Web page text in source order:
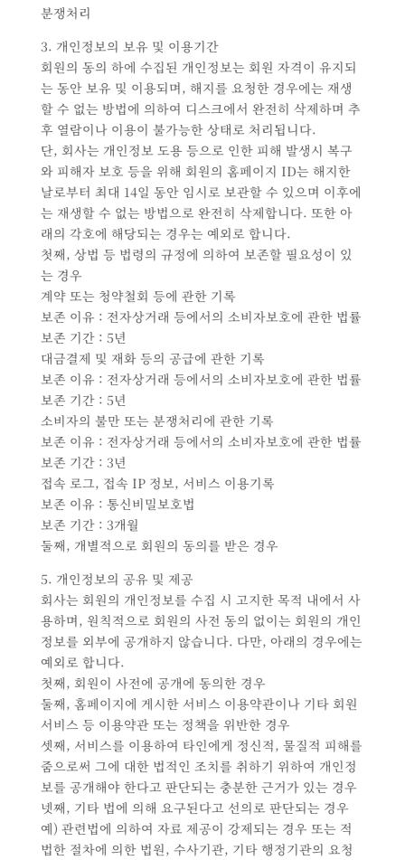
분쟁처리
3. 개인정보의 보유 및 이용기간
회원의 동의 하에 수집된 개인정보는 회원 자격이 유지되
는 동안 보유 및 이용되며, 해지를 요청한 경우에는 재생
할 수 없는 방법에 의하여 디스크에서 완전히 삭제하며 추
후 열람이나 이용이 불가능한 상태로 처리됩니다.
단, 회사는 개인정보 도용 등으로 인한 피해 발생시 복구
와 피해자 보호 등을 위해 회원의 홈페이지 ID는 해지한
날로부터 최대 14일 동안 임시로 보관할 수 있으며 이후에
는 재생할 수 없는 방법으로 완전히 삭제합니다. 또한 아
래의 각호에 해당되는 경우는 예외로 합니다.
첫째, 상법 등 법령의 규정에 의하여 보존할 필요성이 있
는 경우
계약 또는 청약철회 등에 관한 기록
보존 이유 : 전자상거래 등에서의 소비자보호에 관한 법률
보존 기간 : 5년
대금결제 및 재화 등의 공급에 관한 기록
보존 이유 : 전자상거래 등에서의 소비자보호에 관한 법률
보존 기간 : 5년
소비자의 불만 또는 분쟁처리에 관한 기록
보존 이유 : 전자상거래 등에서의 소비자보호에 관한 법률
보존 기간 : 3년
접속 로그, 접속 IP 정보, 서비스 이용기록
보존 이유 : 통신비밀보호법
보존 기간 : 3개월
둘째, 개별적으로 회원의 동의를 받은 경우
5. 개인정보의 공유 및 제공
회사는 회원의 개인정보를 수집 시 고지한 목적 내에서 사
용하며, 원칙적으로 회원의 사전 동의 없이는 회원의 개인
정보를 외부에 공개하지 않습니다. 다만, 아래의 경우에는
예외로 합니다.
첫째, 회원이 사전에 공개에 동의한 경우
둘째, 홈페이지에 게시한 서비스 이용약관이나 기타 회원
서비스 등 이용약관 또는 정책을 위반한 경우
셋째, 서비스를 이용하여 타인에게 정신적, 물질적 피해를
줌으로써 그에 대한 법적인 조치를 취하기 위하여 개인정
보를 공개해야 한다고 판단되는 충분한 근거가 있는 경우
넷째, 기타 법에 의해 요구된다고 선의로 판단되는 경우
예) 관련법에 의하여 자료 제공이 강제되는 경우 또는 적
법한 절차에 의한 법원, 수사기관, 기타 행정기관의 요청